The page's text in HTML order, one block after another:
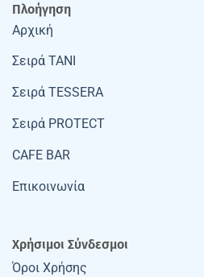
Πλοήγηση
Αρχική
Σειρά TANI
Σειρά TESSERA
Σειρά PROTECT
CAFE BAR
Επικοινωνία
Χρήσιμοι Σύνδεσμοι
Όροι Χρήσης